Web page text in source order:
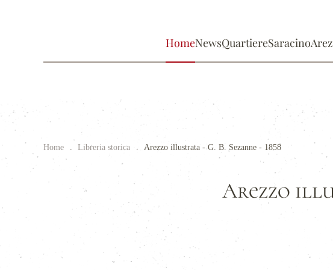
HomeNewsQuartiereSaracino
Home Libreria storica Arezzo illustrata - G. B. Sezanne - 1858
Arezzo